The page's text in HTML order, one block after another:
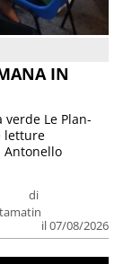
IN
di
il 07/08/2026
verde Le Plan-
letture
Antonello